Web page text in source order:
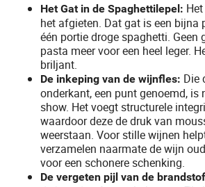
Het Gat in de Spaghettilepel:
het afgieten. Dat gat is een bijna
één portie droge spaghetti. Geen
pasta meer voor een heel leger.
briljant.
De inkeping van de wijnfles: Die
onderkant, een punt genoemd, is
show. Het voegt structurele
waardoor deze de druk van
weerstaan. Voor stille wijnen
verzamelen naarmate de wijn
voor een schonere schenking.
De vergeten pijl van de